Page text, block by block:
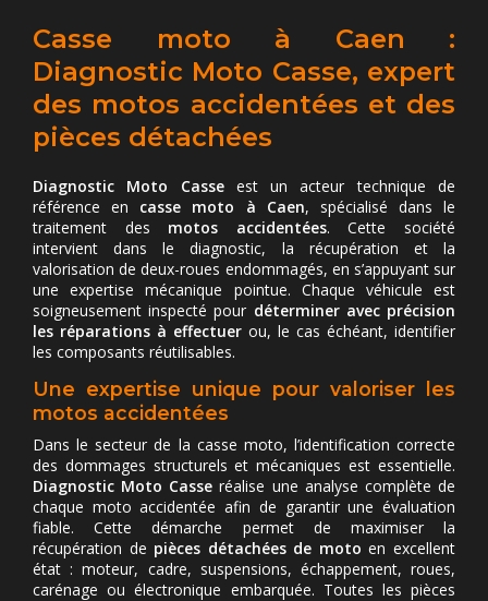
Casse moto à Caen :
Diagnostic Moto Casse, expert
des motos accidentées et des
pièces détachées
Diagnostic Moto Casseest un acteur technique de
référence en casse moto à Caen, spécialisé dans le
traitement des motos accidentées. Cette société
intervient dans le diagnostic, la récupération et la
valorisation de deux-roues endommagés, en s’appuyant sur
une expertise mécanique pointue. Chaque véhicule est
soigneusement inspecté pour déterminer avec précision
les réparations à effectuer ou, le cas échéant, identifier
les composants réutilisables.
Une expertise unique pour valoriser les
motos accidentées
Dans le secteur de la casse moto, l’identification correcte
des dommages structurels et mécaniques est essentielle.
Diagnostic Moto Casseréalise une analyse complète de
chaque moto accidentée afin de garantir une évaluation
fiable. Cette démarche permet de maximiser la
récupération de pièces détachées de moto en excellent
état : moteur, cadre, suspensions, échappement, roues,
carénage ou électronique embarquée. Toutes les pièces